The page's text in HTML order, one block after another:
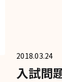
2018.03.24
入試問